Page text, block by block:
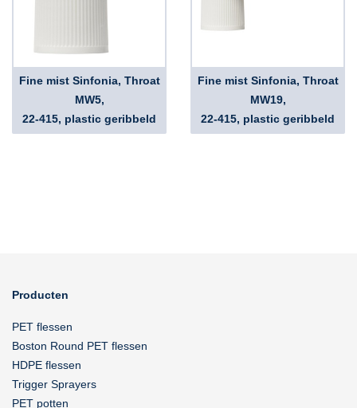
Fine mist Sinfonia, Throat
MW5,
22-415, plastic geribbeld
Fine mist Sinfonia, Throat
MW19,
22-415, plastic geribbeld
Producten
PET flessen
Boston Round PET flessen
HDPE flessen
Trigger Sprayers
PET potten